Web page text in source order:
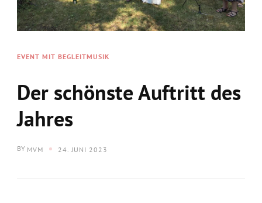
EVENT MIT BEGLEITMUSIK
Der schönste Auftritt des
Jahres
BY MVM 24. JUNI 2023